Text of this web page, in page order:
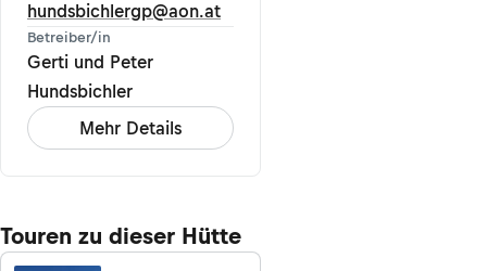
hundsbichlergp@aon.at
Betreiber/in
Gerti und Peter
Hundsbichler
Mehr Details
Touren zu dieser Hütte